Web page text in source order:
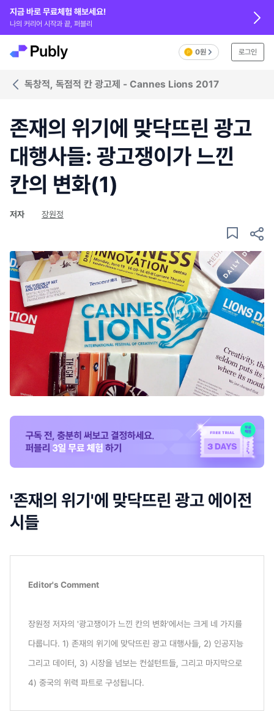
지금 바로 무료체험 해보세요!
나의 커리어 시작과 끝, 퍼블리
0원 로그인
독창적, 독점적 칸 광고제 - Cannes Lions 2017
존재의 위기에 맞닥뜨린 광고
대행사들: 광고쟁이가 느낀
칸의 변화(1)
저자 장원정
'존재의 위기'에 맞닥뜨린 광고 에이전
시들
Editor's Comment
장원정 저자의 '광고쟁이가 느낀 칸의 변화'에서는 크게 네 가지를
다룹니다. 1) 존재의 위기에 맞닥뜨린 광고 대행사들, 2) 인공지능
그리고 데이터, 3) 시장을 넘보는 컨설턴트들, 그리고 마지막으로
4) 중국의 위력 파트로 구성됩니다.